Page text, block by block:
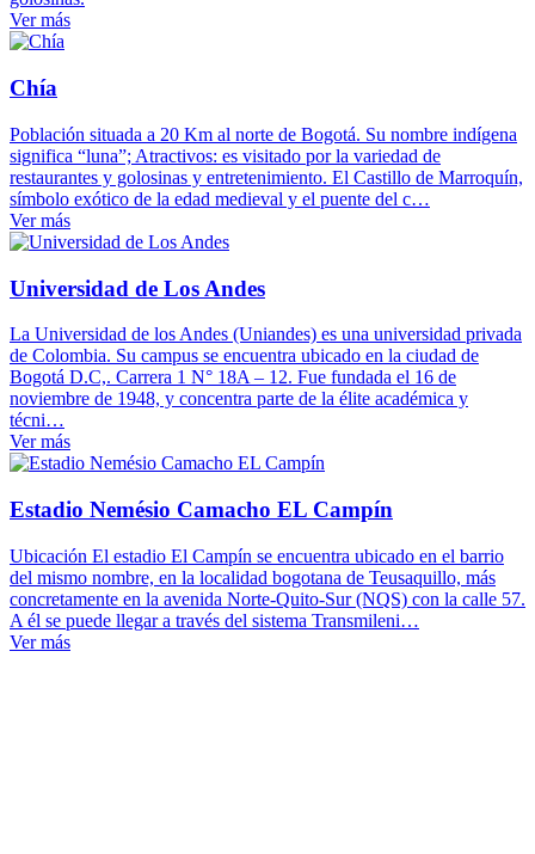
Ver más
Chía
Población situada a 20 Km al norte de Bogotá. Su nombre indígena
significa “luna”; Atractivos: es visitado por la variedad de
restaurantes y golosinas y entretenimiento. El Castillo de Marroquín,
símbolo exótico de la edad medieval y el puente del c…
Ver más
Universidad de Los Andes
La Universidad de los Andes (Uniandes) es una universidad privada
de Colombia. Su campus se encuentra ubicado en la ciudad de
Bogotá D.C,. Carrera 1 N° 18A – 12. Fue fundada el 16 de
noviembre de 1948, y concentra parte de la élite académica y
técni…
Ver más
Estadio Nemésio Camacho EL Campín
Ubicación El estadio El Campín se encuentra ubicado en el barrio
del mismo nombre, en la localidad bogotana de Teusaquillo, más
concretamente en la avenida Norte-Quito-Sur (NQS) con la calle 57.
A él se puede llegar a través del sistema Transmileni…
Ver más